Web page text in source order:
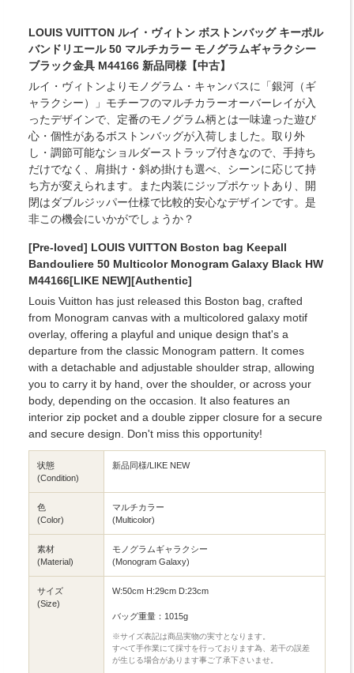
LOUIS VUITTON ルイ・ヴィトン ボストンバッグ キーポル
バンドリエール 50 マルチカラー モノグラムギャラクシー
ブラック金具 M44166 新品同様【中古】
ルイ・ヴィトンよりモノグラム・キャンバスに「銀河（ギ
ャラクシー）」モチーフのマルチカラーオーバーレイが入
ったデザインで、定番のモノグラム柄とは一味違った遊び
心・個性があるボストンバッグが入荷しました。取り外
し・調節可能なショルダーストラップ付きなので、手持ち
だけでなく、肩掛け・斜め掛けも選べ、シーンに応じて持
ち方が変えられます。また内装にジップポケットあり、開
閉はダブルジッパー仕様で比較的安心なデザインです。是
非この機会にいかがでしょうか？
[Pre-loved] LOUIS VUITTON Boston bag Keepall
Bandouliere 50 Multicolor Monogram Galaxy Black HW
M44166[LIKE NEW][Authentic]
Louis Vuitton has just released this Boston bag, crafted
from Monogram canvas with a multicolored galaxy motif
overlay, offering a playful and unique design that's a
departure from the classic Monogram pattern. It comes
with a detachable and adjustable shoulder strap, allowing
you to carry it by hand, over the shoulder, or across your
body, depending on the occasion. It also features an
interior zip pocket and a double zipper closure for a secure
and secure design. Don't miss this opportunity!
状態
(Condition)
新品同様/LIKE NEW
色
(Color)
マルチカラー
(Multicolor)
素材
(Material)
モノグラムギャラクシー
(Monogram Galaxy)
サイズ
(Size)
W:50cm H:29cm D:23cm
バッグ重量：1015g
※サイズ表記は商品実物の実寸となります。
すべて手作業にて採寸を行っております為、若干の誤差
が生じる場合があります事ご了承下さいませ。